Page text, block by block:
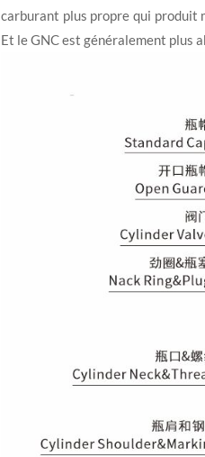
carburant plus propre qui produit
Et le GNC est généralement plus